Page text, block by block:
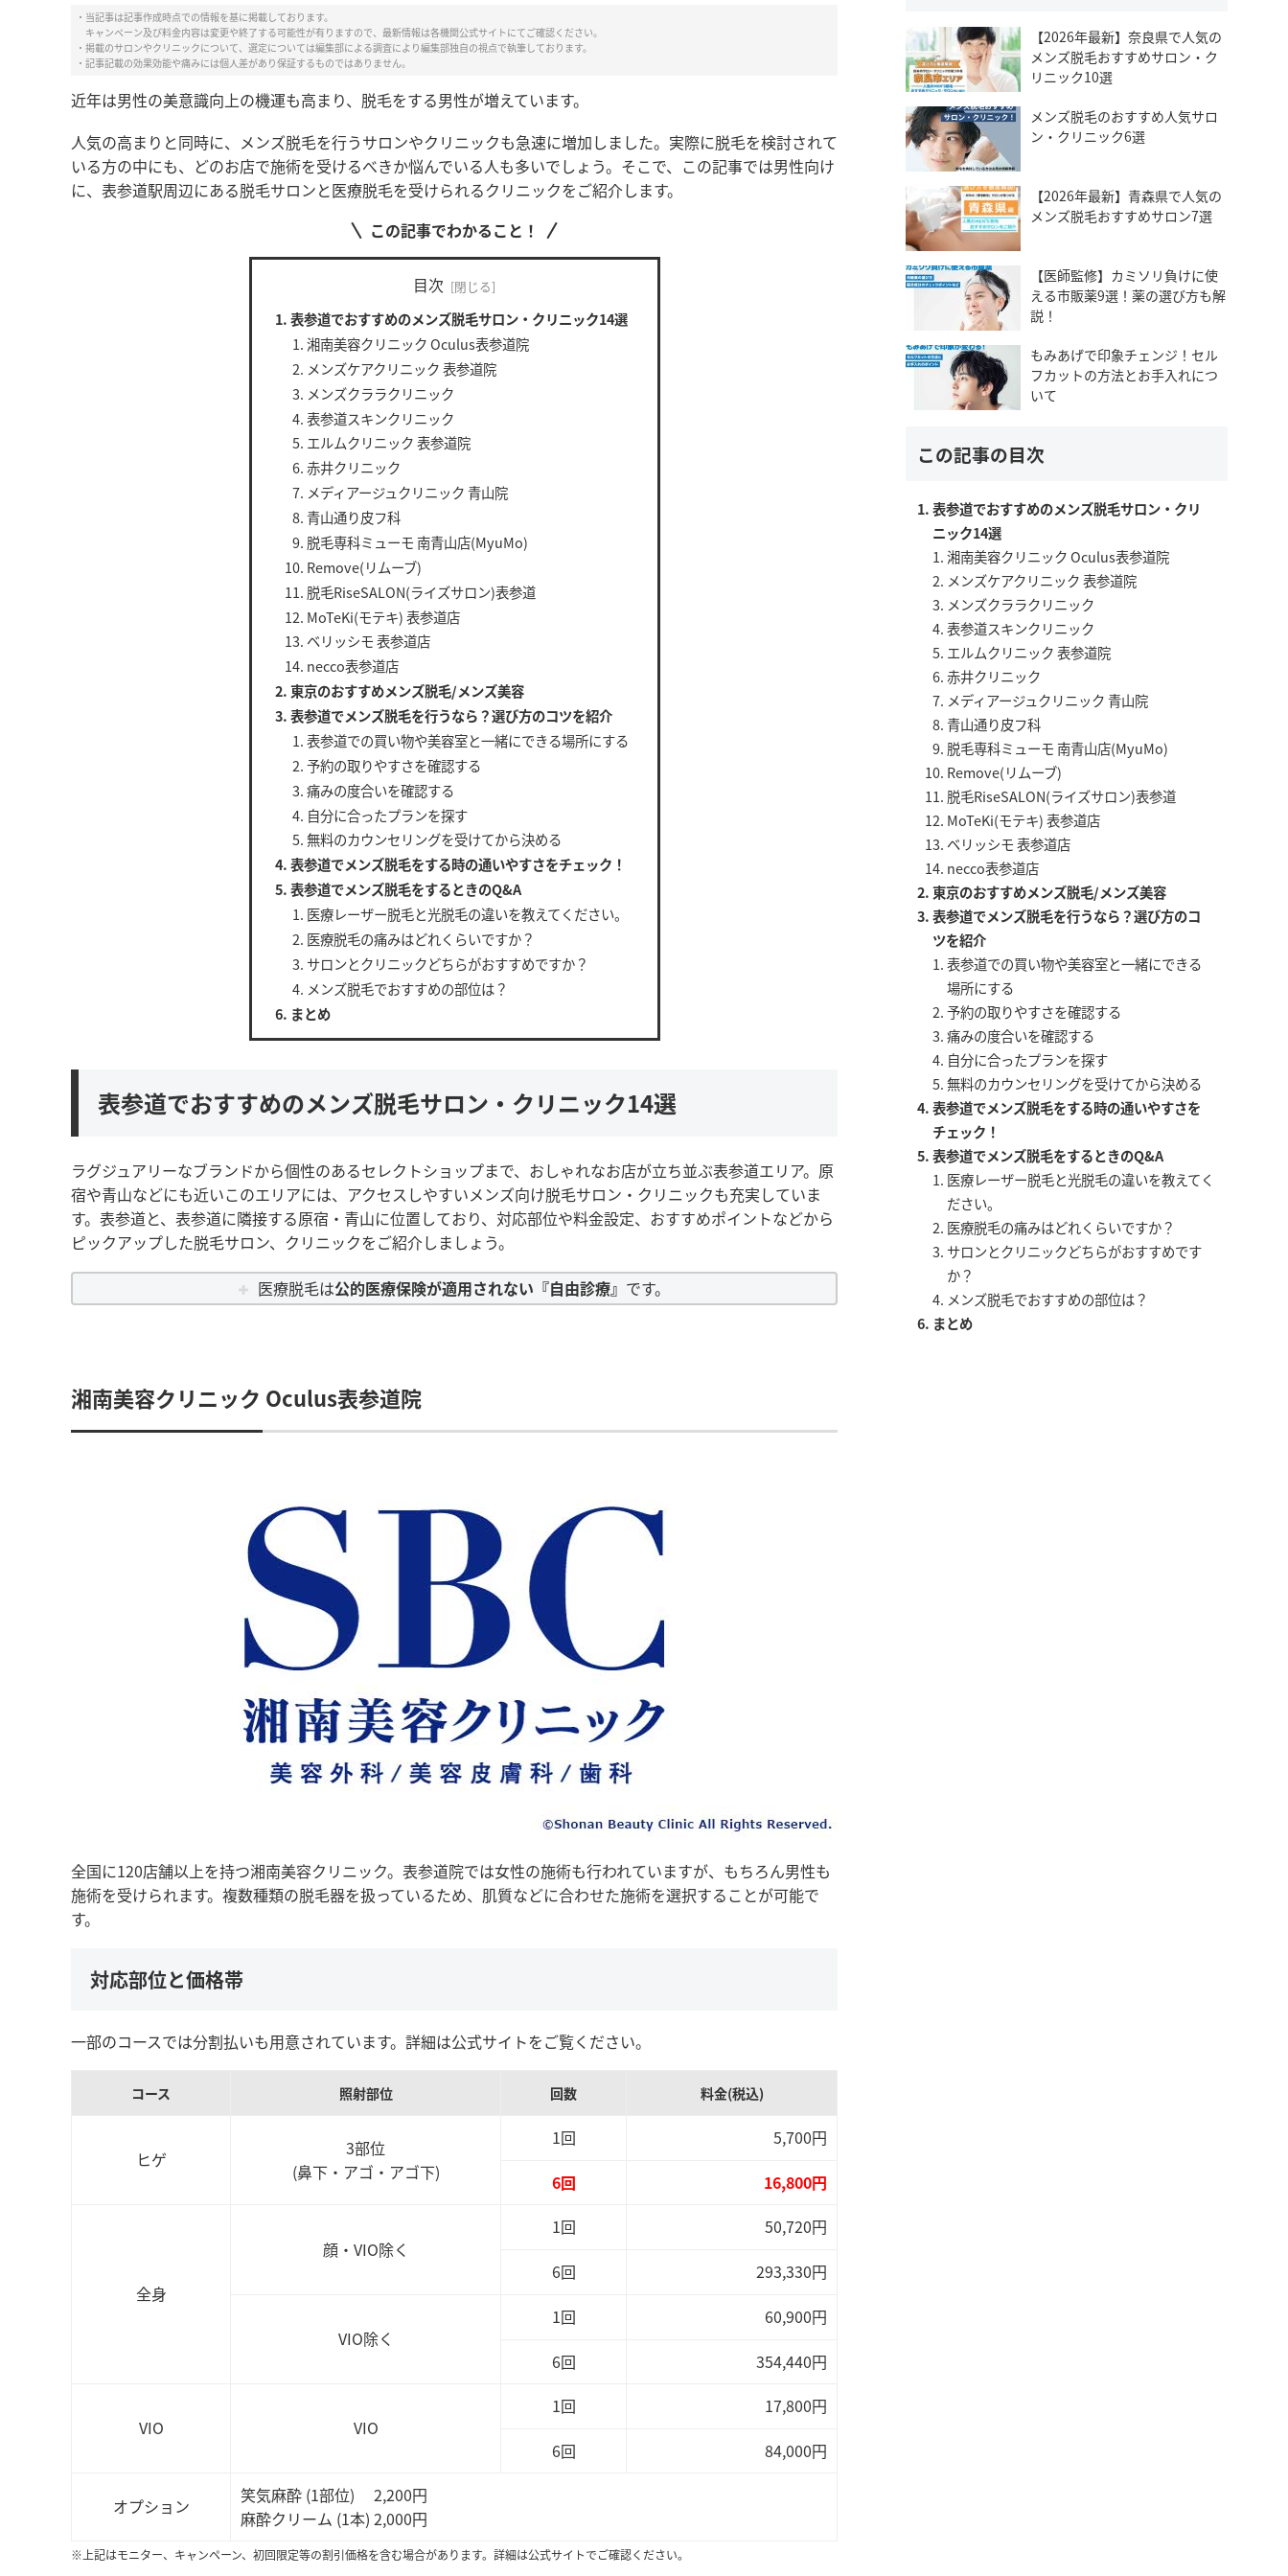
・当記事は記事作成時点での情報を基に掲載しております。
キャンペーン及び料金内容は変更や終了する可能性が有りますので、最新情報は各機関公式サイトにてご確認ください。
・掲載のサロンやクリニックについて、選定については編集部による調査により編集部独自の視点で執筆しております。
・記事記載の効果効能や痛みには個人差があり保証するものではありません。
近年は男性の美意識向上の機運も高まり、脱毛をする男性が増えています。
人気の高まりと同時に、メンズ脱毛を行うサロンやクリニックも急速に増加しました。実際に脱毛を検討されて
いる方の中にも、どのお店で施術を受けるべきか悩んでいる人も多いでしょう。そこで、この記事では男性向け
に、表参道駅周辺にある脱毛サロンと医療脱毛を受けられるクリニックをご紹介します。
この記事でわかること！
目次
表参道でおすすめのメンズ脱毛サロン・クリニック14選
湘南美容クリニック Oculus表参道院
メンズケアクリニック 表参道院
メンズクララクリニック
表参道スキンクリニック
エルムクリニック 表参道院
赤井クリニック
メディアージュクリニック 青山院
青山通り皮フ科
脱毛専科ミューモ 南青山店(MyuMo)
Remove(リムーブ)
脱毛RiseSALON(ライズサロン)表参道
MoTeKi(モテキ) 表参道店
ベリッシモ 表参道店
necco表参道店
東京のおすすめメンズ脱毛/メンズ美容
表参道でメンズ脱毛を行うなら？選び方のコツを紹介
表参道での買い物や美容室と一緒にできる場所にする
予約の取りやすさを確認する
痛みの度合いを確認する
自分に合ったプランを探す
無料のカウンセリングを受けてから決める
表参道でメンズ脱毛をする時の通いやすさをチェック！
表参道でメンズ脱毛をするときのQ&A
医療レーザー脱毛と光脱毛の違いを教えてください。
医療脱毛の痛みはどれくらいですか？
サロンとクリニックどちらがおすすめですか？
メンズ脱毛でおすすめの部位は？
まとめ
表参道でおすすめのメンズ脱毛サロン・クリニック14選
ラグジュアリーなブランドから個性のあるセレクトショップまで、おしゃれなお店が立ち並ぶ表参道エリア。原
宿や青山などにも近いこのエリアには、アクセスしやすいメンズ向け脱毛サロン・クリニックも充実していま
す。表参道と、表参道に隣接する原宿・青山に位置しており、対応部位や料金設定、おすすめポイントなどから
ピックアップした脱毛サロン、クリニックをご紹介しましょう。
医療脱毛は公的医療保険が適用されない『自由診療』 です。
湘南美容クリニック Oculus表参道院
全国に120店舗以上を持つ湘南美容クリニック。表参道院では女性の施術も行われていますが、もちろん男性も
施術を受けられます。複数種類の脱毛器を扱っているため、肌質などに合わせた施術を選択することが可能で
す。
対応部位と価格帯
一部のコースでは分割払いも用意されています。詳細は公式サイトをご覧ください。
コース 照射部位 回数 料金(税込)
ヒゲ
3部位
(鼻下・アゴ・アゴ下)
1回
5,700円
6回
16,800円
全身
顔・VIO除く
1回
50,720円
6回
293,330円
VIO除く
1回
60,900円
6回
354,440円
VIO VIO
1回
17,800円
6回
84,000円
オプション
笑気麻酔 (1部位) 2,200円
麻酔クリーム (1本) 2,000円
※上記はモニター、キャンペーン、初回限定等の割引価格を含む場合があります。詳細は公式サイトでご確認ください。
【2026年最新】奈良県で人気の
メンズ脱毛おすすめサロン・ク
リニック10選
メンズ脱毛のおすすめ人気サロ
ン・クリニック6選
【2026年最新】青森県で人気の
メンズ脱毛おすすめサロン7選
【医師監修】カミソリ負けに使
える市販薬9選！薬の選び方も解
説！
もみあげで印象チェンジ！セル
フカットの方法とお手入れにつ
いて
この記事の目次
表参道でおすすめのメンズ脱毛サロン・クリ
ニック14選
湘南美容クリニック Oculus表参道院
メンズケアクリニック 表参道院
メンズクララクリニック
表参道スキンクリニック
エルムクリニック 表参道院
赤井クリニック
メディアージュクリニック 青山院
青山通り皮フ科
脱毛専科ミューモ 南青山店(MyuMo)
Remove(リムーブ)
脱毛RiseSALON(ライズサロン)表参道
MoTeKi(モテキ) 表参道店
ベリッシモ 表参道店
necco表参道店
東京のおすすめメンズ脱毛/メンズ美容
表参道でメンズ脱毛を行うなら？選び方のコ
ツを紹介
表参道での買い物や美容室と一緒にできる
場所にする
予約の取りやすさを確認する
痛みの度合いを確認する
自分に合ったプランを探す
無料のカウンセリングを受けてから決める
表参道でメンズ脱毛をする時の通いやすさを
チェック！
表参道でメンズ脱毛をするときのQ&A
医療レーザー脱毛と光脱毛の違いを教えてく
ださい。
医療脱毛の痛みはどれくらいですか？
サロンとクリニックどちらがおすすめです
か？
メンズ脱毛でおすすめの部位は？
まとめ